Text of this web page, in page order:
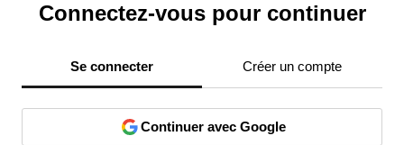
Connectez-vous pour continuer
Se connecter Créer un compte
Continuer avec Google